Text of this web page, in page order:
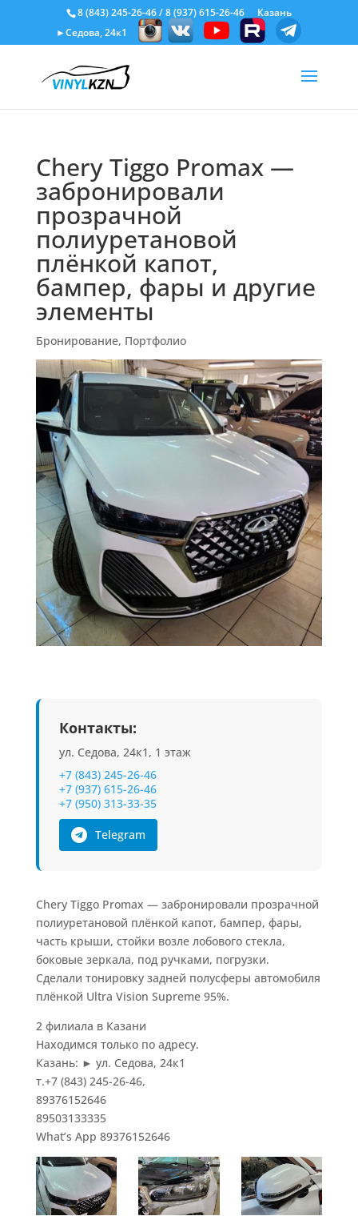
8 (843) 245-26-46/8 (937) 615-26-46
Казань
►Седова, 24к1
Chery Tiggo Promax —
забронировали
прозрачной
полиуретановой
плёнкой капот,
бампер, фары и другие
элементы
Бронирование, Портфолио
Контакты:
ул. Седова, 24к1, 1 этаж
+7 (843) 245-26-46
+7 (937) 615-26-46
+7 (950) 313-33-35
Telegram
Chery Tiggo Promax — забронировали прозрачной
полиуретановой плёнкой капот, бампер, фары,
часть крыши, стойки возле лобового стекла,
боковые зеркала, под ручками, погрузки.
Сделали тонировку задней полусферы автомобиля
плёнкой Ultra Vision Supreme 95%.
2 филиала в Казани
Находимся только по адресу.
Казань: ► ул. Седова, 24к1
т.+7 (843) 245-26-46,
89376152646
89503133335
What’s App 89376152646